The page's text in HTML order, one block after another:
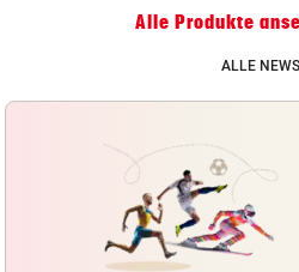
Alle Produkte
ALLE